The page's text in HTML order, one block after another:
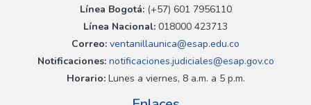
Línea Bogotá:(+57) 601 7956110
Línea Nacional: 018000 423713
Correo: ventanillaunica@esap.edu.co
Notificaciones:notificaciones.judiciales@esap.gov.co
Horario:Lunes a viernes, 8 a.m. a 5 p.m.